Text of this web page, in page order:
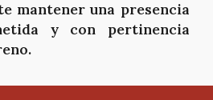
mantener una presencia
y con pertinencia